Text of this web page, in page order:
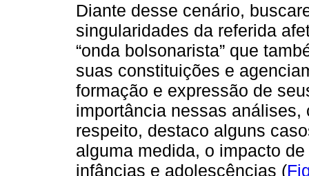
Diante desse cenário,
singularidades da referida
“onda bolsonarista” que
suas constituições e
formação e expressão de
importância nessas
respeito, destaco alguns
alguma medida, o impacto
infâncias e adolescências (